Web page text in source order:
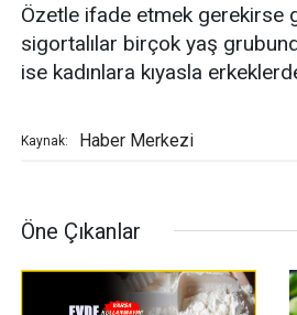
Özetle ifade etmek gerekirse
sigortalılar birçok yaş
ise kadınlara kıyasla
Kaynak: Haber Merkezi
Öne Çıkanlar